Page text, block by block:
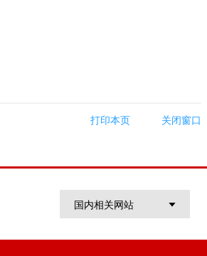
打印本页 关闭窗口
国内相关网站